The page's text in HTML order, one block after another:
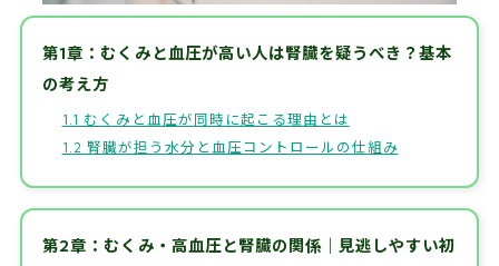
第1章：むくみと血圧が高い人は腎臓を疑うべき？基本
の考え方
1.1 むくみと血圧が同時に起こる理由とは
1.2 腎臓が担う水分と血圧コントロールの仕組み
第2章：むくみ・高血圧と腎臓の関係｜見逃しやすい初